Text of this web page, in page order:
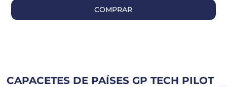
COMPRAR
CAPACETES DE PAÍSES GP TECH PILOT